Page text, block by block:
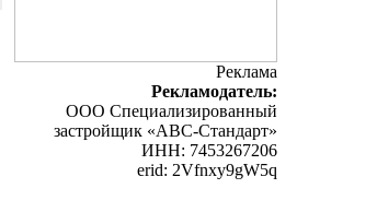
Реклама
Рекламодатель:
ООО Специализированный
застройщик «АВС-Стандарт»
ИНН: 7453267206
erid: 2Vfnxy9gW5q